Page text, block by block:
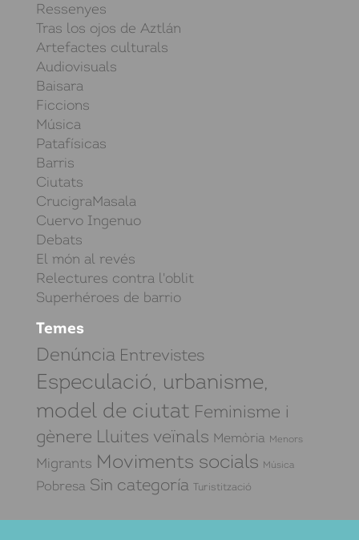
Ressenyes
Tras los ojos de Aztlán
Artefactes culturals
Audiovisuals
Baisara
Ficcions
Música
Patafísicas
Barris
Ciutats
CrucigraMasala
Cuervo Ingenuo
Debats
El món al revés
Relectures contra l'oblit
Superhéroes de barrio
Temes
Denúncia Entrevistes
Especulació, urbanisme,
model de ciutat Feminisme i
gènere Lluites veïnals Memòria Menors
Migrants Moviments socials Música
Pobresa Sin categoría Turistització